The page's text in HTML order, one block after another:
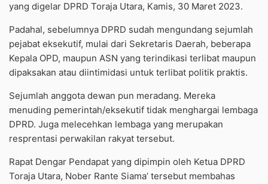
yang digelar DPRD Toraja Utara, Kamis, 30 Maret 2023.
Padahal, sebelumnya DPRD sudah mengundang sejumlah
pejabat eksekutif, mulai dari Sekretaris Daerah, beberapa
Kepala OPD, maupun ASN yang terindikasi terlibat maupun
dipaksakan atau diintimidasi untuk terlibat politik praktis.
Sejumlah anggota dewan pun meradang. Mereka
menuding pemerintah/eksekutif tidak menghargai lembaga
DPRD. Juga melecehkan lembaga yang merupakan
resprentasi perwakilan rakyat tersebut.
Rapat Dengar Pendapat yang dipimpin oleh Ketua DPRD
Toraja Utara, Nober Rante Siama’ tersebut membahas